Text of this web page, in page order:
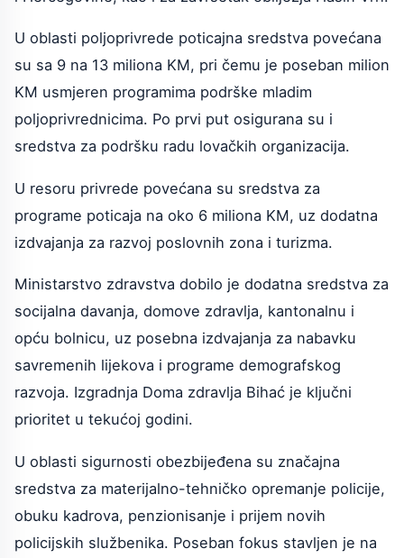
U oblasti poljoprivrede poticajna sredstva povećana
su sa 9 na 13 miliona KM, pri čemu je poseban milion
KM usmjeren programima podrške mladim
poljoprivrednicima. Po prvi put osigurana su i
sredstva za podršku radu lovačkih organizacija.
U resoru privrede povećana su sredstva za
programe poticaja na oko 6 miliona KM, uz dodatna
izdvajanja za razvoj poslovnih zona i turizma.
Ministarstvo zdravstva dobilo je dodatna sredstva za
socijalna davanja, domove zdravlja, kantonalnu i
opću bolnicu, uz posebna izdvajanja za nabavku
savremenih lijekova i programe demografskog
razvoja. Izgradnja Doma zdravlja Bihać je ključni
prioritet u tekućoj godini.
U oblasti sigurnosti obezbijeđena su značajna
sredstva za materijalno-tehničko opremanje policije,
obuku kadrova, penzionisanje i prijem novih
policijskih službenika. Poseban fokus stavljen je na